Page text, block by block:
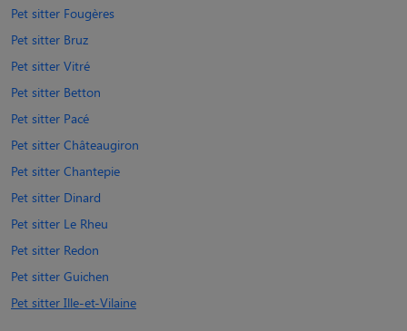
Pet sitter Fougères
Pet sitter Bruz
Pet sitter Vitré
Pet sitter Betton
Pet sitter Pacé
Pet sitter Châteaugiron
Pet sitter Chantepie
Pet sitter Dinard
Pet sitter Le Rheu
Pet sitter Redon
Pet sitter Guichen
Pet sitter Ille-et-Vilaine